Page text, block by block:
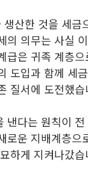
산한 것을 세금
의 의무는 사실
급은 귀족 계층
도입과 함께 세
질서에 도전했
낸다는 원칙이
로운 지배계층으
하게 지켜나갔